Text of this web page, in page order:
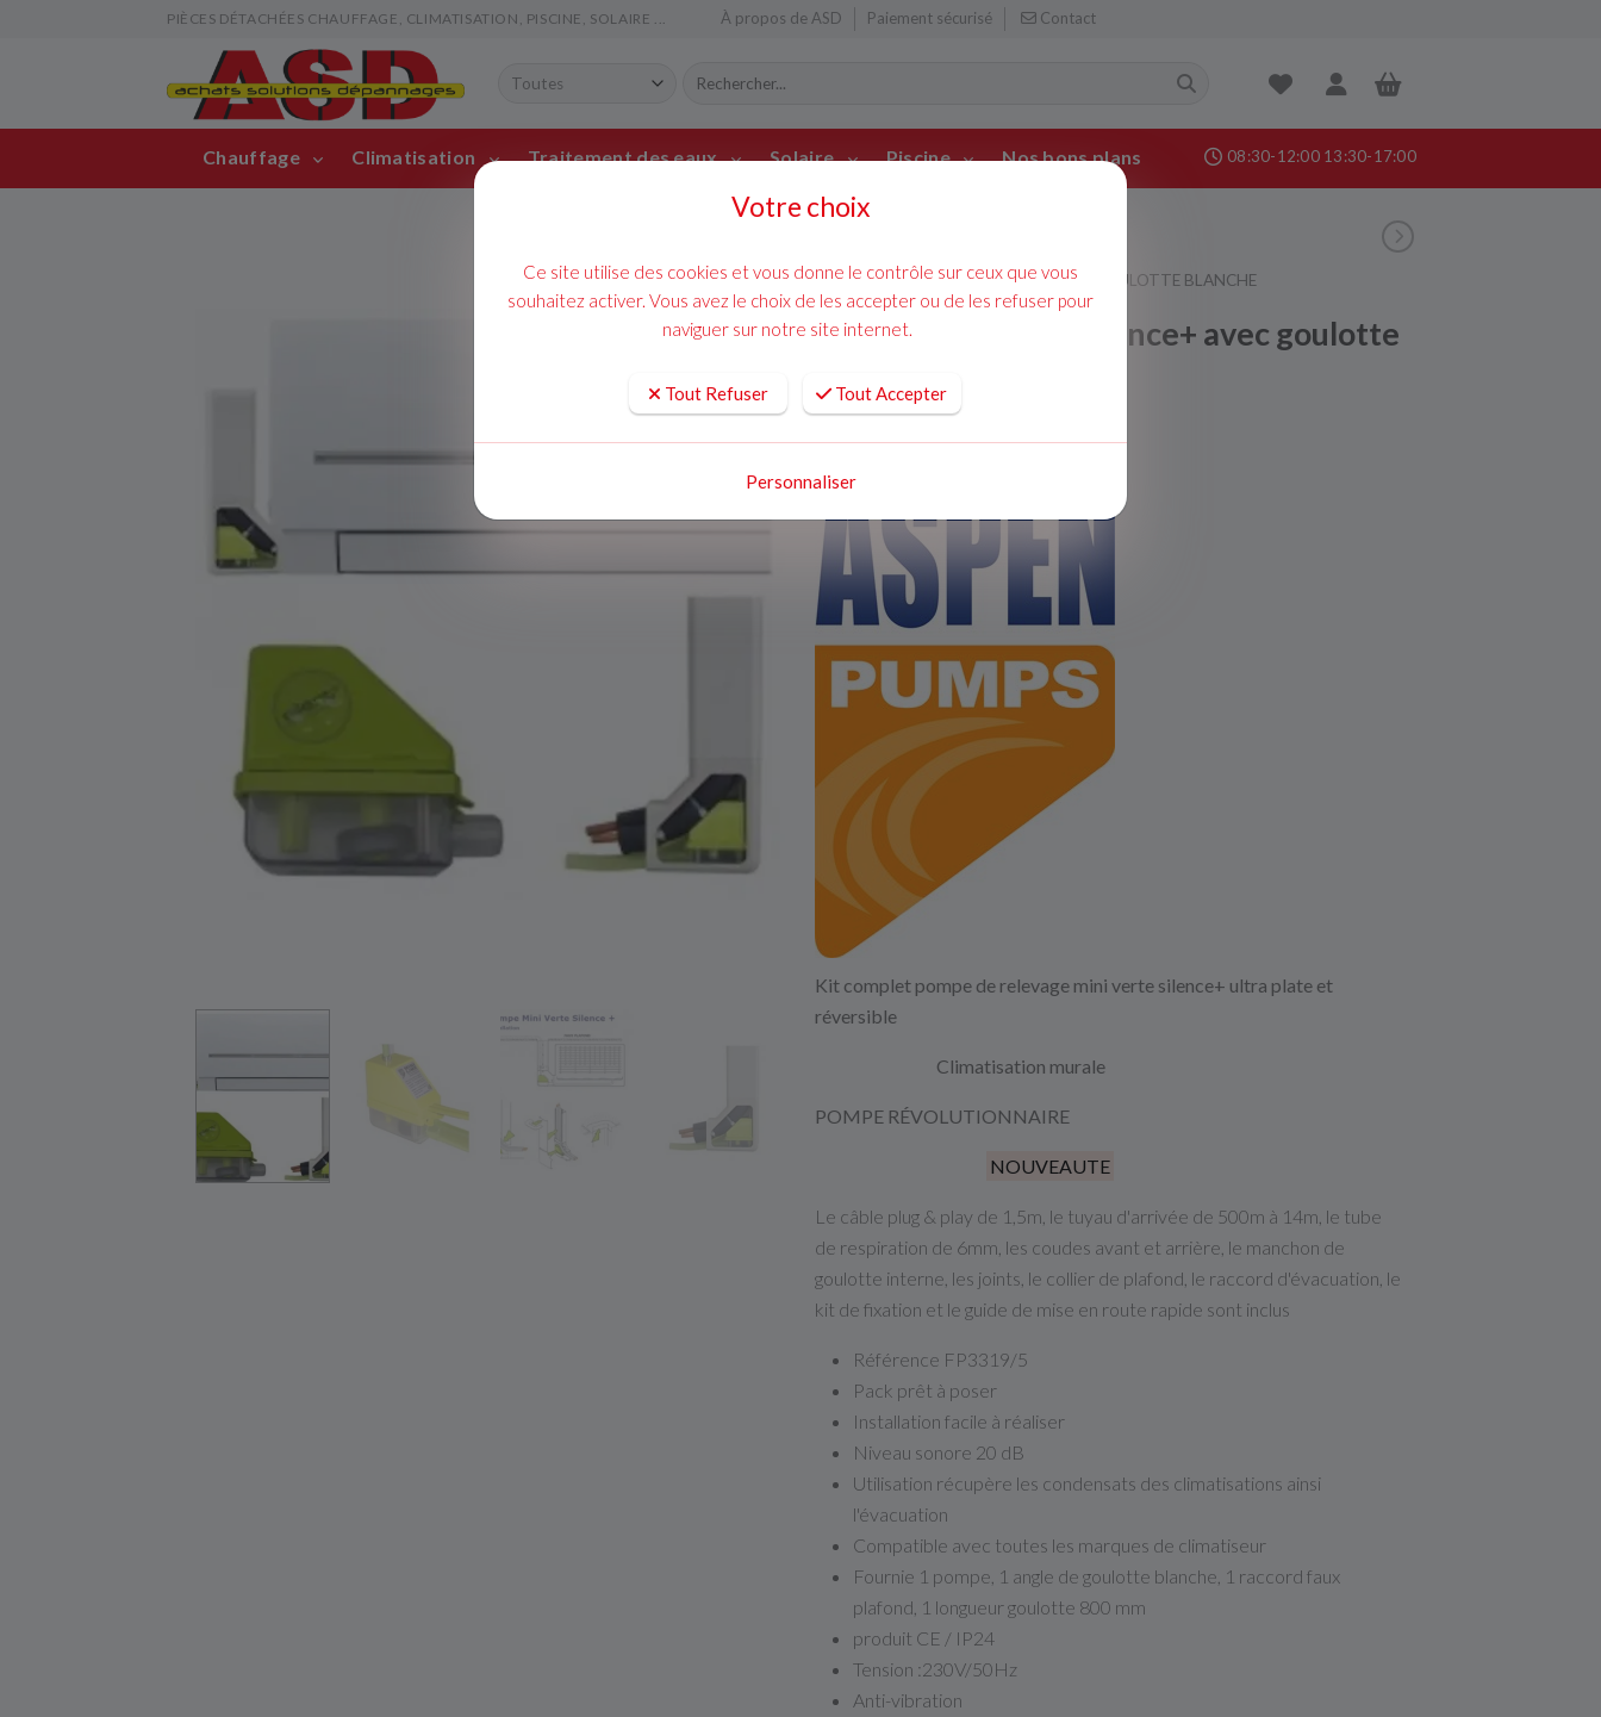
PIÈCES DÉTACHÉES CHAUFFAGE, CLIMATISATION, PISCINE, SOLAIRE ... À propos de ASD Paiement sécurisé Contact
Chauffage Climatisation Traitement des eaux Solaire Piscine Nos bons plans
chauffage
08:30-12:00 13:30-17:00
POMPE MINI VERTE SILENCE+ AVEC GOULOTTE BLANCHE
pompe Mini verte silence+ avec goulotte
136,80 € TTC
Kit complet pompe de relevage mini verte silence+ ultra plate et
réversible
Climatisation murale
POMPE RÉVOLUTIONNAIRE
NOUVEAUTE
Le câble plug & play de 1,5m, le tuyau d'arrivée de 500m à 14m, le tube
de respiration de 6mm, les coudes avant et arrière, le manchon de
goulotte interne, les joints, le collier de plafond, le raccord d'évacuation, le
kit de fixation et le guide de mise en route rapide sont inclus
Référence FP3319/5
Pack prêt à poser
Installation facile à réaliser
Niveau sonore 20 dB
Utilisation récupère les condensats des climatisations ainsi
l'évacuation
Compatible avec toutes les marques de climatiseur
Fournie 1 pompe, 1 angle de goulotte blanche, 1 raccord faux
plafond, 1 longueur goulotte 800 mm
produit CE / IP24
Tension :230V/50Hz
Anti-vibration
Votre choix
Ce site utilise des cookies et vous donne le contrôle sur ceux que vous
souhaitez activer. Vous avez le choix de les accepter ou de les refuser pour
naviguer sur notre site internet.
Tout Refuser Tout Accepter
Personnaliser